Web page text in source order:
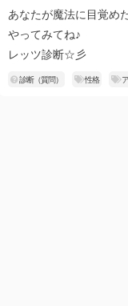
あなたが魔法に目覚め
やってみてね♪
レッツ診断☆彡
診断（質問） 性格